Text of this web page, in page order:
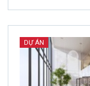
DỰ ÁN